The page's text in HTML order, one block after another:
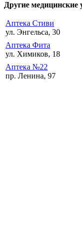
Другие медицинские
Аптека Стиви
ул. Энгельса, 30
Аптека Фита
ул. Химиков, 18
Аптека №22
пр. Ленина, 97